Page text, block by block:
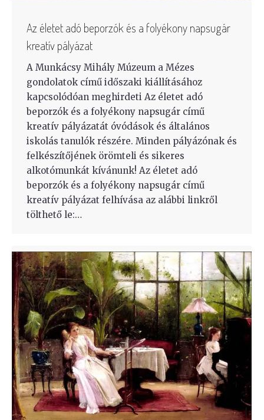
Az életet adó beporzók és a folyékony napsugár
kreatív pályázat
A Munkácsy Mihály Múzeum a Mézes
gondolatok című időszaki kiállításához
kapcsolódóan meghirdeti Az életet adó
beporzók és a folyékony napsugár című
kreatív pályázatát óvódások és általános
iskolás tanulók részére. Minden pályázónak és
felkészítőjének örömteli és sikeres
alkotómunkát kívánunk! Az életet adó
beporzók és a folyékony napsugár című
kreatív pályázat felhívása az alábbi linkről
tölthető le:…